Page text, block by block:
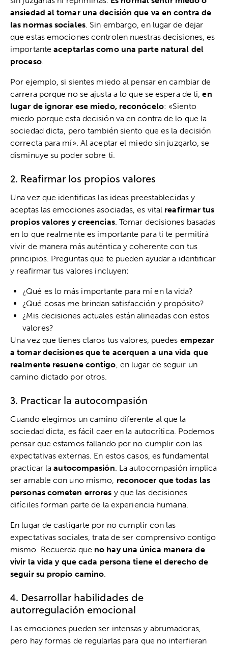
ansiedad al tomar una decisión que va en contra de
las normas sociales. Sin embargo, en lugar de dejar
que estas emociones controlen nuestras decisiones, es
importanteaceptarlas como una parte natural del
proceso.
Por ejemplo, si sientes miedo al pensar en cambiar de
carrera porque no se ajusta a lo que se espera de ti,en
lugar de ignorar ese miedo, reconócelo: «Siento
miedo porque esta decisión va en contra de lo que la
sociedad dicta, pero también siento que es la decisión
correcta para mí». Al aceptar el miedo sin juzgarlo, se
disminuye su poder sobre ti.
2. Reafirmar los propios valores
Una vez que identificas las ideas preestablecidas y
aceptas las emociones asociadas, es vital reafirmar tus
propios valores y creencias. Tomar decisiones basadas
en lo que realmente es importante para ti te permitirá
vivir de manera más auténtica y coherente con tus
principios. Preguntas que te pueden ayudar a identificar
y reafirmar tus valores incluyen:
¿Qué es lo más importante para mí en la vida?
¿Qué cosas me brindan satisfacción y propósito?
¿Mis decisiones actuales están alineadas con estos
valores?
Una vez que tienes claros tus valores, puedes empezar
a tomar decisiones que te acerquen a una vida que
realmente resuene contigo , en lugar de seguir un
camino dictado por otros.
3. Practicar la autocompasión
Cuando elegimos un camino diferente al que la
sociedad dicta, es fácil caer en la autocrítica. Podemos
pensar que estamos fallando por no cumplir con las
expectativas externas. En estos casos, es fundamental
practicar laautocompasión . La autocompasión implica
ser amable con uno mismo, reconocer que todas las
personas cometen errores y que las decisiones
difíciles forman parte de la experiencia humana.
En lugar de castigarte por no cumplir con las
expectativas sociales, trata de ser comprensivo contigo
mismo. Recuerda que no hay una única manera de
vivir la vida y que cada persona tiene el derecho de
seguir su propio camino
4. Desarrollar habilidades de
autorregulación emocional
Las emociones pueden ser intensas y abrumadoras,
pero hay formas de regularlas para que no interfieran